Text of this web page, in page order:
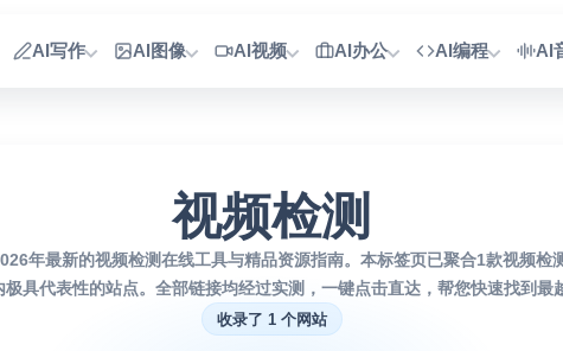
AI写作 AI图像 AI视频 AI办公 AI编程 AI
视频检测
年最新的视频检测在线工具与精品资源指南。本标签页已聚合1款视频检
具代表性的站点。全部链接均经过实测，一键点击直达，帮您快速找到最
收录了 1 个网站